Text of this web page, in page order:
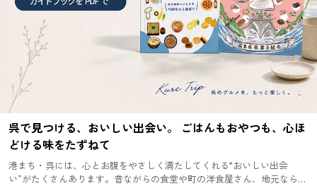
呉で見つける、おいしい出会い。 ごはんもおやつも、心ほ
どける味をたずねて
港まち・呉には、心とお腹をやさしく満たしてくれる“おいしい出会
い”がたくさんあります。昔ながらの食堂や町の洋食屋さん、地元ならで